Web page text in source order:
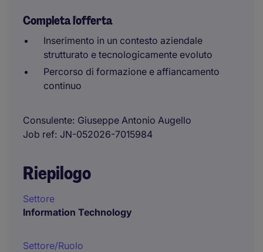
Completa l'offerta
Inserimento in un contesto aziendale
strutturato e tecnologicamente evoluto
Percorso di formazione e affiancamento
continuo
Consulente Giuseppe Antonio Augello
Job ref JN-052026-7015984
Riepilogo
Settore
Information Technology
Settore/Ruolo